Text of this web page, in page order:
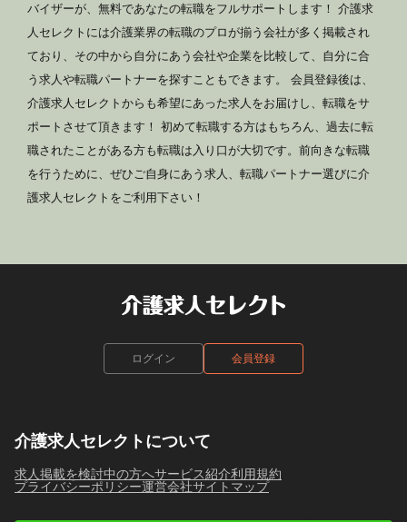
バイザーが、無料であなたの転職をフルサポートします！ 介護求
人セレクトには介護業界の転職のプロが揃う会社が多く掲載され
ており、その中から自分にあう会社や企業を比較して、自分に合
う求人や転職パートナーを探すこともできます。 会員登録後は、
介護求人セレクトからも希望にあった求人をお届けし、転職をサ
ポートさせて頂きます！ 初めて転職する方はもちろん、過去に転
職されたことがある方も転職は入り口が大切です。前向きな転職
を行うために、ぜひご自身にあう求人、転職パートナー選びに介
護求人セレクトをご利用下さい！
ログイン 会員登録
介護求人セレクトについて
求人掲載を検討中の方へサービス紹介利用規約
プライバシーポリシー運営会社サイトマップ